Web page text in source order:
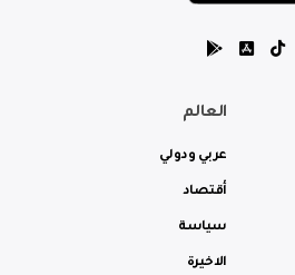
العالم
عربي ودولي
أقتصاد
سياسة
الاخيرة